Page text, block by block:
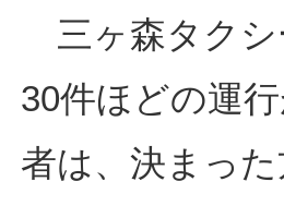
三ヶ森タクシ
30件ほどの運
者は、決まっ